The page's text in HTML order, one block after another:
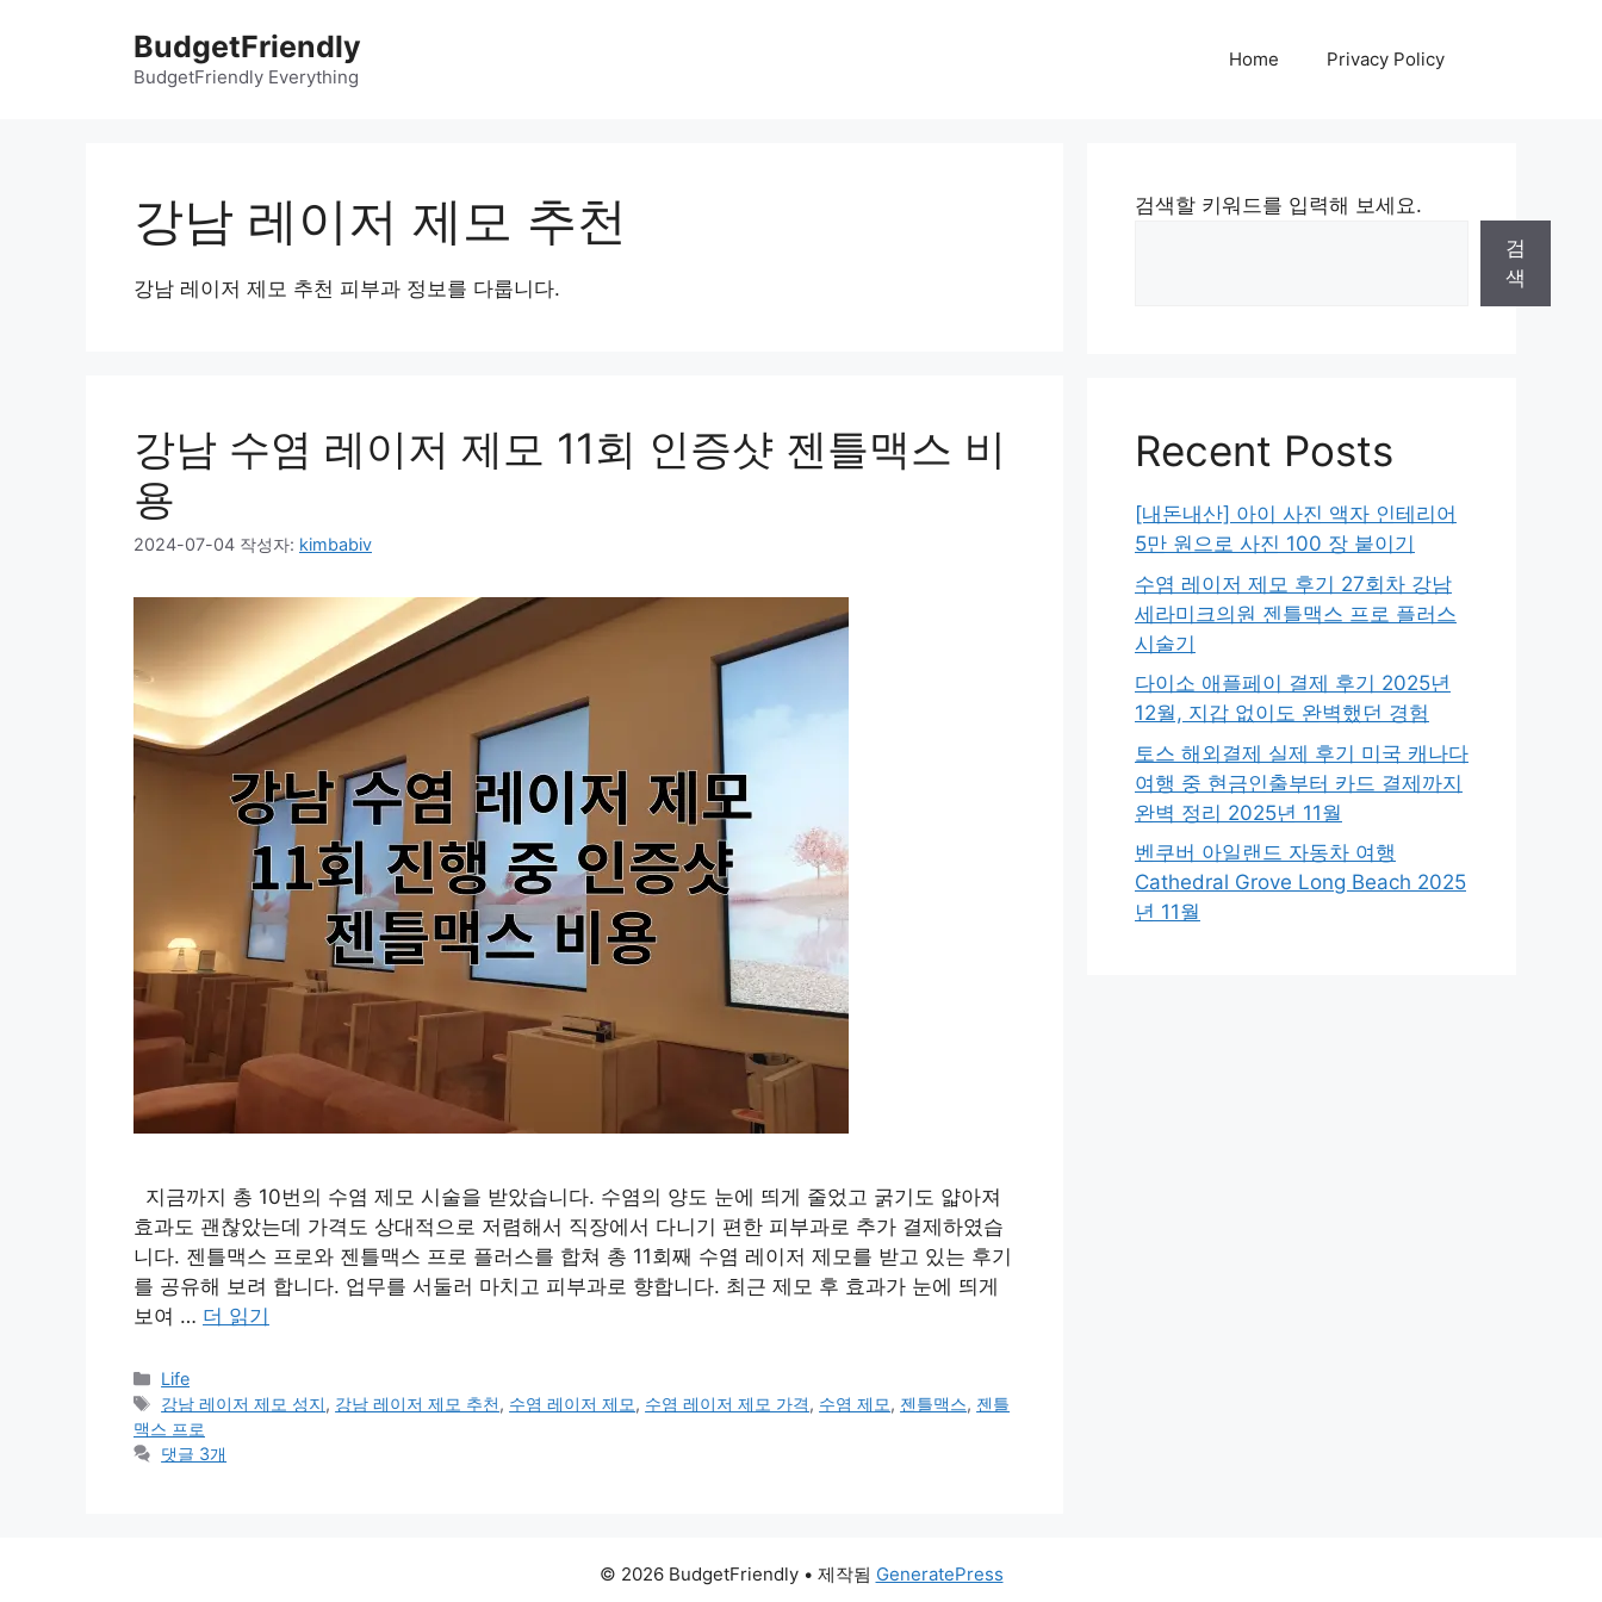
BudgetFriendly
BudgetFriendly Everything
Home Privacy Policy
강남 레이저 제모 추천
강남 레이저 제모 추천 피부과 정보를 다룹니다.
강남 수염 레이저 제모 11회 인증샷 젠틀맥스 비
용
2024-07-04 작성자: kimbabiv
지금까지 총 10번의 수염 제모 시술을 받았습니다. 수염의 양도 눈에 띄게 줄었고 굵기도 얇아져
효과도 괜찮았는데 가격도 상대적으로 저렴해서 직장에서 다니기 편한 피부과로 추가 결제하였습
니다. 젠틀맥스 프로와 젠틀맥스 프로 플러스를 합쳐 총 11회째 수염 레이저 제모를 받고 있는 후기
를 공유해 보려 합니다. 업무를 서둘러 마치고 피부과로 향합니다. 최근 제모 후 효과가 눈에 띄게
보여 … 더 읽기
카
테
고
리
Life
태
그
강남 레이저 제모 성지, 강남 레이저 제모 추천, 수염 레이저 제모, 수염 레이저 제모 가격, 수염 제모, 젠틀맥스, 젠틀
맥스 프로
댓글 3개
검색할 키워드를 입력해 보세요.
검
색
Recent Posts
[내돈내산] 아이 사진 액자 인테리어
5만 원으로 사진 100 장 붙이기
수염 레이저 제모 후기 27회차 강남
세라미크의원 젠틀맥스 프로 플러스
시술기
다이소 애플페이 결제 후기 2025년
12월, 지갑 없이도 완벽했던 경험
토스 해외결제 실제 후기 미국 캐나다
여행 중 현금인출부터 카드 결제까지
완벽 정리 2025년 11월
벤쿠버 아일랜드 자동차 여행
Cathedral Grove Long Beach 2025
년 11월
© 2026 BudgetFriendly• 제작됨 GeneratePress